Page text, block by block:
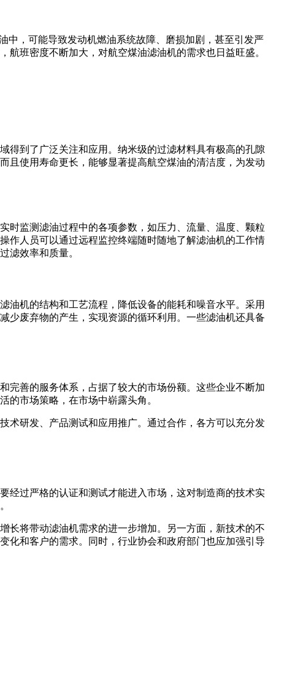
中，可能导致发动机燃油系统故障、磨损加剧，甚至引发严
班密度不断加大，对航空煤油滤油机的需求也日益旺盛。
得到了广泛关注和应用。纳米级的过滤材料具有极高的孔隙
且使用寿命更长，能够显著提高航空煤油的清洁度，为发动
时监测滤油过程中的各项参数，如压力、流量、温度、颗粒
作人员可以通过远程监控终端随时随地了解滤油机的工作情
滤效率和质量。
油机的结构和工艺流程，降低设备的能耗和噪音水平。采用
少废弃物的产生，实现资源的循环利用。一些滤油机还具备
完善的服务体系，占据了较大的市场份额。这些企业不断加
的市场策略，在市场中崭露头角。
术研发、产品测试和应用推广。通过合作，各方可以充分发
经过严格的认证和测试才能进入市场，这对制造商的技术实
长将带动滤油机需求的进一步增加。另一方面，新技术的不
化和客户的需求。同时，行业协会和政府部门也应加强引导